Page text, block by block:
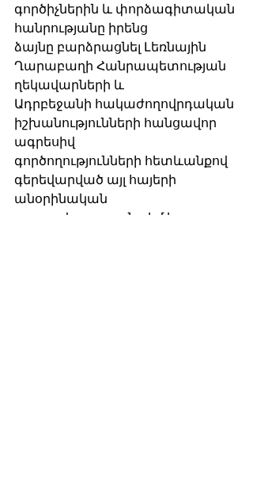
գործիչներին և փորձագիտական ​​
հանրությանը իրենց
ձայնը բարձրացնել Լեռնային
Ղարաբաղի Հանրապետության
ղեկավարների և
Ադրբեջանի հակաժողովրդական
իշխանությունների հանցավոր
ագրեսիվ
գործողությունների հետևանքով
գերեվարված այլ հայերի
անօրինական
դատավարության դեմ և